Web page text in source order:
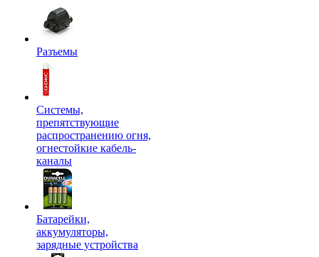
Разъемы
Системы,
препятствующие
распространению огня,
огнестойкие кабель-
каналы
Батарейки,
аккумуляторы,
зарядные устройства